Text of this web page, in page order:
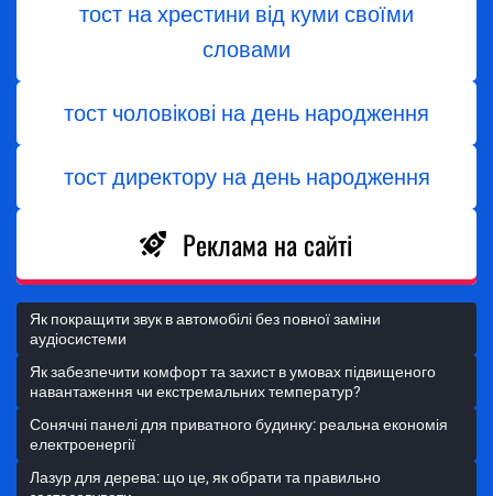
тост на хрестини від куми своїми
словами
тост чоловікові на день народження
тост директору на день народження
Реклама на сайті
Як покращити звук в автомобілі без повної заміни
аудіосистеми
Як забезпечити комфорт та захист в умовах підвищеного
навантаження чи екстремальних температур?
Сонячні панелі для приватного будинку: реальна економія
електроенергії
Лазур для дерева: що це, як обрати та правильно